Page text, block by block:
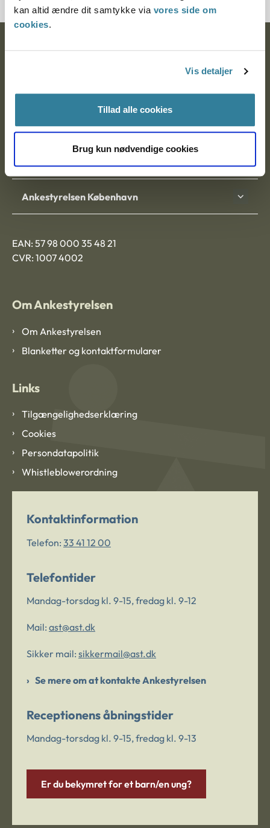
kan altid ændre dit samtykke via vores side om
cookies.
Vis detaljer
Tillad alle cookies
Brug kun nødvendige cookies
Ankestyrelsen
Ankestyrelsen København
EAN: 57 98 000 35 48 21
CVR: 1007 4002
Om Ankestyrelsen
Om Ankestyrelsen
Blanketter og kontaktformularer
Links
Tilgængelighedserklæring
Cookies
Persondatapolitik
Whistleblowerordning
Kontaktinformation
Telefon: 33 41 12 00
Telefontider
Mandag-torsdag kl. 9-15, fredag kl. 9-12
Mail: ast@ast.dk
Sikker mail: sikkermail@ast.dk
Se mere om at kontakte Ankestyrelsen
Receptionens åbningstider
Mandag-torsdag kl. 9-15, fredag kl. 9-13
Er du bekymret for et barn/en ung?